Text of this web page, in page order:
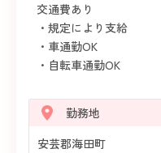
交通費あり
・規定により支給
・車通勤OK
・自転車通勤OK
勤務地
安芸郡海田町